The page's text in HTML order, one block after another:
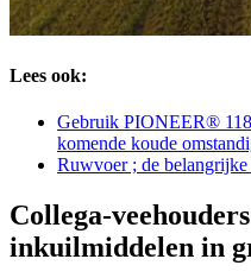
Lees ook:
Gebruik PIONEER®
komende koude
Ruwvoer ; de belangrijke
Collega-
inkuilmiddelen in